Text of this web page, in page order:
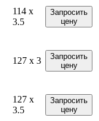
114 x
3.5
Запросить
цену
127 x 3
Запросить
цену
127 x
3.5
Запросить
цену